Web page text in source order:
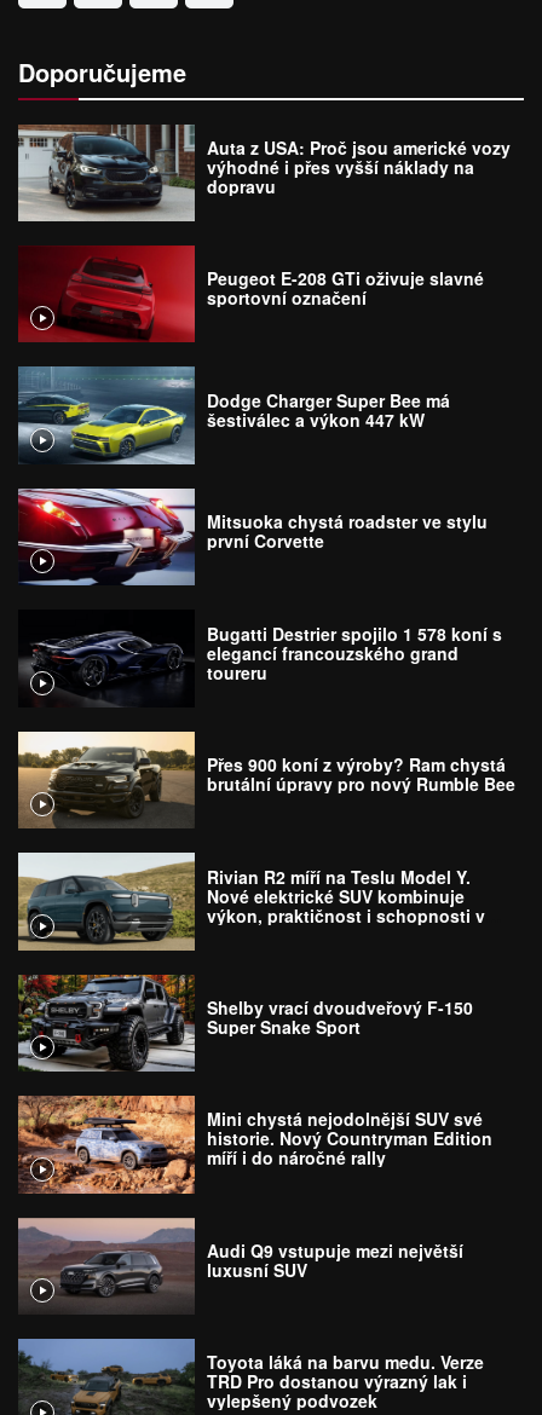
Doporučujeme
Auta z USA: Proč jsou americké vozy
výhodné i přes vyšší náklady na
dopravu
Peugeot E-208 GTi oživuje slavné
sportovní označení
Dodge Charger Super Bee má
šestiválec a výkon 447 kW
Mitsuoka chystá roadster ve stylu
první Corvette
Bugatti Destrier spojilo 1 578 koní s
elegancí francouzského grand
toureru
Přes 900 koní z výroby? Ram chystá
brutální úpravy pro nový Rumble Bee
Rivian R2 míří na Teslu Model Y.
Nové elektrické SUV kombinuje
výkon, praktičnost i schopnosti v
Shelby vrací dvoudveřový F-150
Super Snake Sport
Mini chystá nejodolnější SUV své
historie. Nový Countryman Edition
míří i do náročné rally
Audi Q9 vstupuje mezi největší
luxusní SUV
Toyota láká na barvu medu. Verze
TRD Pro dostanou výrazný lak i
vylepšený podvozek